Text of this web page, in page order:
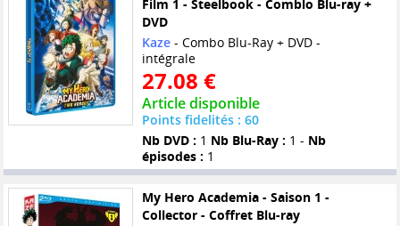
Film 1 - Steelbook - Comblo Blu-ray +
DVD
Kaze- Combo Blu-Ray + DVD -
intégrale
27.08 €
Article disponible
Points fidelités : 60
Nb DVD : 1 Nb Blu-Ray : 1 - Nb
épisodes : 1
My Hero Academia - Saison 1 -
Collector - Coffret Blu-ray